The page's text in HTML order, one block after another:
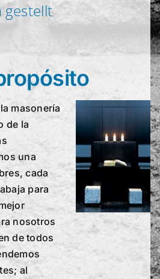
gestellt
masonería
de la
una
cada
para
nosotros
de todos
al